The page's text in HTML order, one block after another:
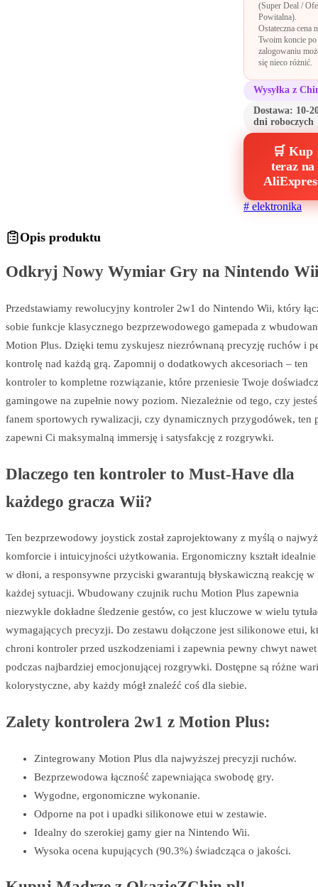
(Super Deal /
Powitalna).
Ostateczna cena
Twoim koncie po
zalogowaniu
się nieco różnić.
Wysyłka z
Dostawa: 10-
dni roboczych
🛒 Kup
teraz na
#elektronika
Opis produktu
Odkryj Nowy Wymiar Gry na Nintendo
Przedstawiamy rewolucyjny kontroler 2w1 do Nintendo Wii, który
sobie funkcje klasycznego bezprzewodowego gamepada z
Motion Plus. Dzięki temu zyskujesz niezrównaną precyzję ruchów i
kontrolę nad każdą grą. Zapomnij o dodatkowych akcesoriach – ten
kontroler to kompletne rozwiązanie, które przeniesie Twoje
gamingowe na zupełnie nowy poziom. Niezależnie od tego, czy jesteś
fanem sportowych rywalizacji, czy dynamicznych przygodówek, ten
zapewni Ci maksymalną immersję i satysfakcję z rozgrywki.
Dlaczego ten kontroler to Must-Have dla
każdego gracza Wii?
Ten bezprzewodowy joystick został zaprojektowany z myślą o
komforcie i intuicyjności użytkowania. Ergonomiczny kształt
w dłoni, a responsywne przyciski gwarantują błyskawiczną reakcję w
każdej sytuacji. Wbudowany czujnik ruchu Motion Plus zapewnia
niezwykle dokładne śledzenie gestów, co jest kluczowe w wielu
wymagających precyzji. Do zestawu dołączone jest silikonowe etui,
chroni kontroler przed uszkodzeniami i zapewnia pewny chwyt nawet
podczas najbardziej emocjonującej rozgrywki. Dostępne są różne
kolorystyczne, aby każdy mógł znaleźć coś dla siebie.
Zalety kontrolera 2w1 z Motion Plus:
Zintegrowany Motion Plus dla najwyższej precyzji ruchów.
Bezprzewodowa łączność zapewniająca swobodę gry.
Wygodne, ergonomiczne wykonanie.
Odporne na pot i upadki silikonowe etui w zestawie.
Idealny do szerokiej gamy gier na Nintendo Wii.
Wysoka ocena kupujących (90.3%) świadcząca o jakości.